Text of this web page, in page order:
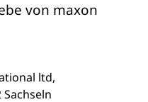
von maxon
ltd,